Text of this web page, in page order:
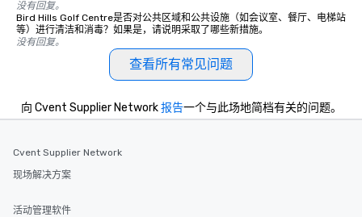
没有回复。
Bird Hills Golf Centre是否对公共区域和公共设施（如会议室、餐厅、电梯站
等）进行清洁和消毒？如果是，请说明采取了哪些新措施。
没有回复。
查看所有常见问题
向 Cvent Supplier Network报告一个与此场地简档有关的问题。
Cvent Supplier Network
现场解决方案
活动管理软件